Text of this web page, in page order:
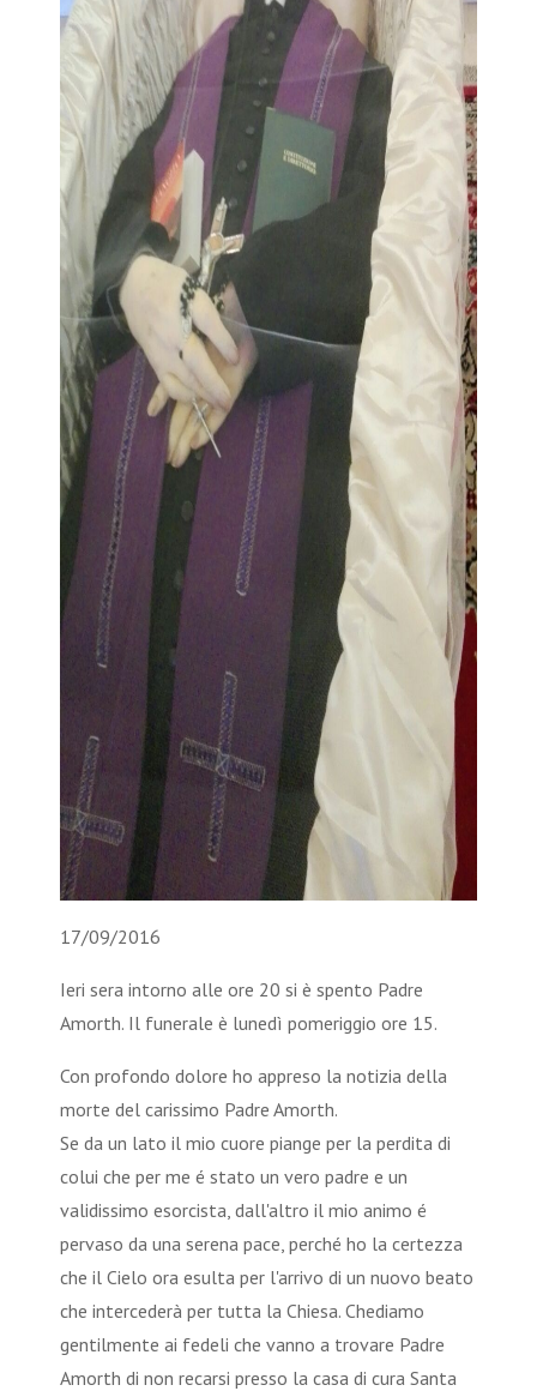
17/09/2016
Ieri sera intorno alle ore 20 si è spento Padre
Amorth. Il funerale è lunedì pomeriggio ore 15.
Con profondo dolore ho appreso la notizia della
morte del carissimo Padre Amorth.
Se da un lato il mio cuore piange per la perdita di
colui che per me é stato un vero padre e un
validissimo esorcista, dall'altro il mio animo é
pervaso da una serena pace, perché ho la certezza
che il Cielo ora esulta per l'arrivo di un nuovo beato
che intercederà per tutta la Chiesa. Chediamo
gentilmente ai fedeli che vanno a trovare Padre
Amorth di non recarsi presso la casa di cura Santa